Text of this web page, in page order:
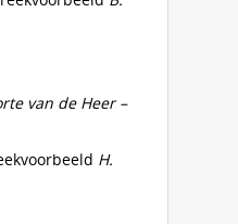
van de Heer –
H.